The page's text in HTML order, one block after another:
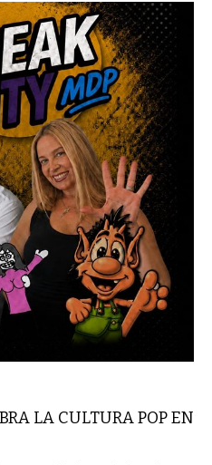
LA CULTURA POP EN